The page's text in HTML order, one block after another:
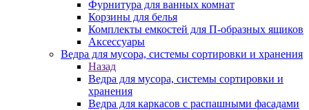
Фурнитура для ванных комнат
Корзины для белья
Комплекты емкостей для П-образных ящиков
Аксессуары
Ведра для мусора, системы сортировки и хранения
Назад
Ведра для мусора, системы сортировки и
хранения
Ведра для каркасов с распашными фасадами